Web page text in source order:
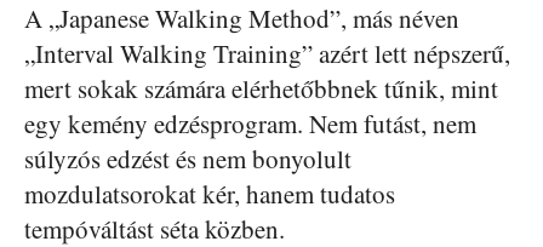
A „Japanese Walking Method”, más néven
„Interval Walking Training” azért lett népszerű,
mert sokak számára elérhetőbbnek tűnik, mint
egy kemény edzésprogram. Nem futást, nem
súlyzós edzést és nem bonyolult
mozdulatsorokat kér, hanem tudatos
tempóváltást séta közben.